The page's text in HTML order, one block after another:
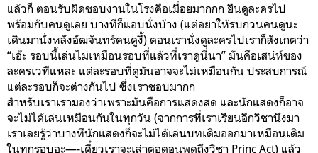
แล้วก็ ตอนรับผิดชอบงานในโรงคือเมื่อยมากกก ยืนดูละครไป
พร้อมกับคนดูเลย บางทีก็แอบนั่งบ้าง (แต่อย่าให้รบกวนคนดูนะ
เดินมานั่งหลังอัฒจันทร์คนดูงี้) ตอนเรานั่งดูละครไปเราก็สังเกตว่า
“เอ๊ะ รอบนี้เล่นไม่เหมือนรอบที่แล้วที่เราดูนี่นา” มันคือเสน่ห์ของ
ละครเวทีแหละ แต่ละรอบที่ดูมันอาจจะไม่เหมือนกัน ประสบการณ์
แต่ละรอบก็จะต่างกันไป ซึ่งเราชอบมากก
สำหรับเราเรามองว่าเพราะมันคือการแสดงสด และนักแสดงก็อาจ
จะไม่ได้เล่นเหมือนกันในทุกวัน (จากการที่เราเรียนอีกวิชานึงมา
เราเลยรู้ว่าบางทีนักแสดงก็จะไม่ได้เล่นบทเดิมออกมาเหมือนเดิม
ในทุกรอบอะ—-เดี๋ยวเราจะเล่าต่อตอนพูดถึงวิชา Princ Act) แล้ว